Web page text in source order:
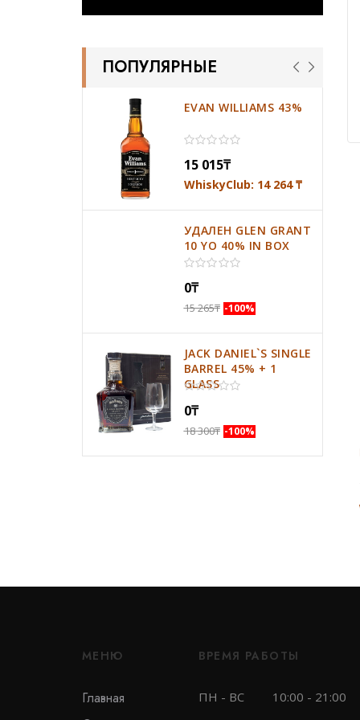
ПОПУЛЯРНЫЕ
EVAN WILLIAMS 43%
15 015₸
WhiskyClub: 14 264₸
УДАЛЕН GLEN GRANT
10 YO 40% IN BOX
0₸
15 265₸ -100%
JACK DANIEL`S SINGLE
BARREL 45% + 1
GLASS
0₸
18 300₸ -100%
МЕНЮ
Главная
ВРЕМЯ РАБОТЫ
ПН - ВС 10:00 - 21:00